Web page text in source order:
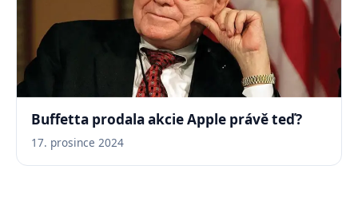
Buffetta prodala akcie Apple právě teď?
17. prosince 2024